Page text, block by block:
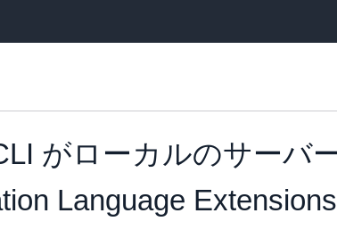
がローカルのサーバ
Language